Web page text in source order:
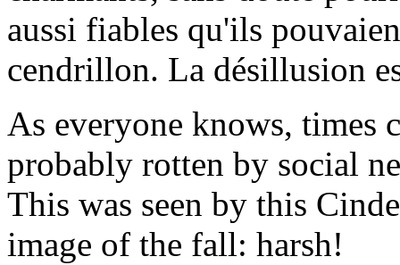
aussi fiables qu'ils
cendrillon. La désillusion
As everyone knows, times
probably rotten by social
This was seen by this
image of the fall: harsh!